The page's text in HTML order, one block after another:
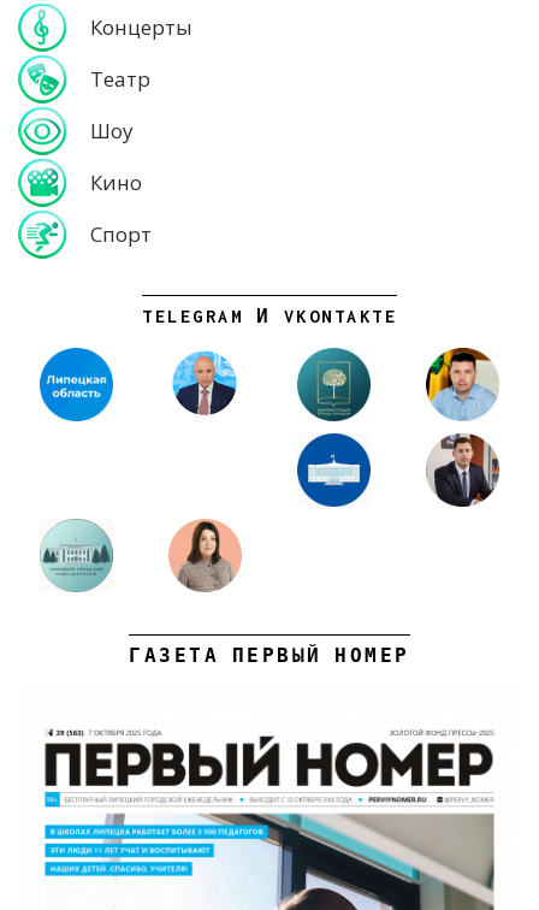
Концерты
Театр
Шоу
Кино
Спорт
TELEGRAM И VKONTAKTE
ГАЗЕТА ПЕРВЫЙ НОМЕР